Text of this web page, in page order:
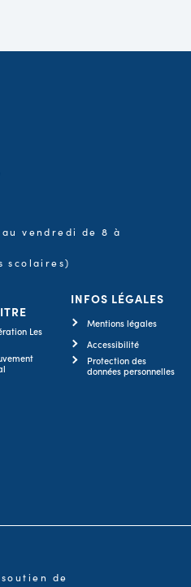
vendredi de 8 à
scolaires)
Les
INFOS LÉGALES
Mentions légales
Accessibilité
Protection des
données personnelles
Instagram
chaîne Youtube
de